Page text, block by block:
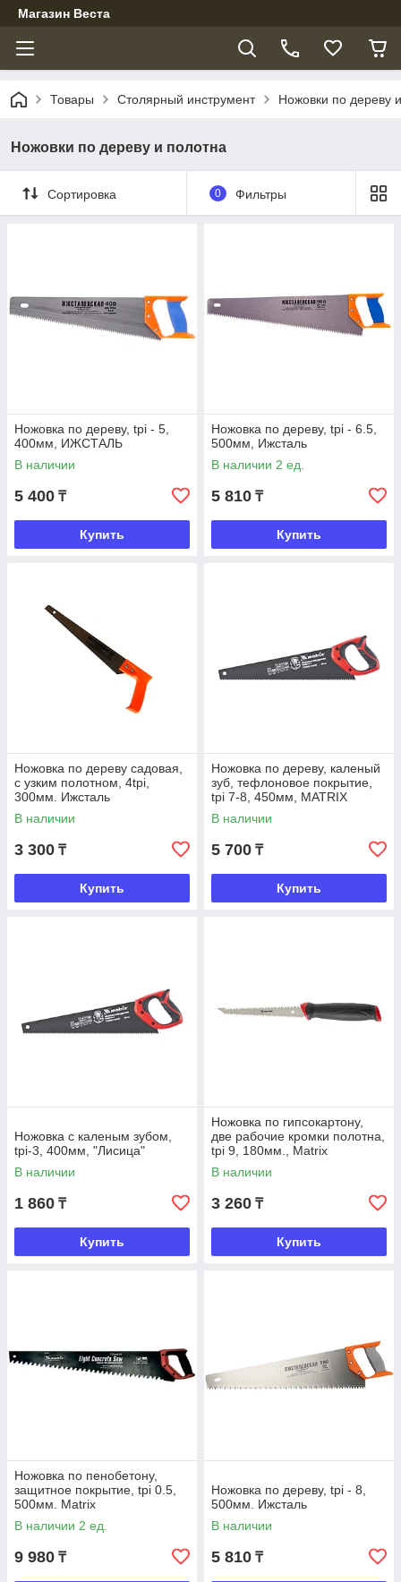
Магазин Веста
Товары Столярный инструмент Ножовки по дереву
Ножовки по дереву и полотна
Сортировка 0 Фильтры
Ножовка по дереву, tpi - 5,
400мм, ИЖСТАЛЬ
В наличии
5 400 ₸
Купить
Ножовка по дереву, tpi - 6.5,
500мм, Ижсталь
В наличии 2 ед.
5 810 ₸
Купить
Ножовка по дереву садовая,
с узким полотном, 4tpi,
300мм. Ижсталь
В наличии
3 300 ₸
Купить
Ножовка по дереву, каленый
зуб, тефлоновое покрытие,
tpi 7-8, 450мм, MATRIX
В наличии
5 700 ₸
Купить
Ножовка с каленым зубом,
tpi-3, 400мм, "Лисица"
В наличии
1 860 ₸
Купить
Ножовка по гипсокартону,
две рабочие кромки полотна,
tpi 9, 180мм., Matrix
В наличии
3 260 ₸
Купить
Ножовка по пенобетону,
защитное покрытие, tpi 0.5,
500мм. Matrix
В наличии 2 ед.
9 980 ₸
Ножовка по дереву, tpi - 8,
500мм. Ижсталь
В наличии
5 810 ₸